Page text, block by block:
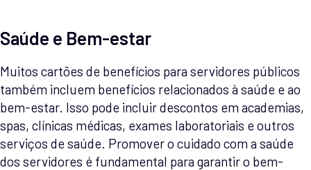
Saúde e Bem-estar
Muitos cartões de benefícios para servidores públicos
também incluem benefícios relacionados à saúde e ao
bem-estar. Isso pode incluir descontos em academias,
spas, clínicas médicas, exames laboratoriais e outros
serviços de saúde. Promover o cuidado com a saúde
dos servidores é fundamental para garantir o bem-